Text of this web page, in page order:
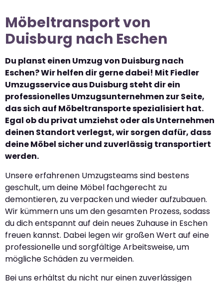
Möbeltransport von
Duisburg nach Eschen
Du planst einen Umzug von Duisburg nach
Eschen? Wir helfen dir gerne dabei! Mit Fiedler
Umzugsservice aus Duisburg steht dir ein
professionelles Umzugsunternehmen zur Seite,
das sich auf Möbeltransporte spezialisiert hat.
Egal ob du privat umziehst oder als Unternehmen
deinen Standort verlegst, wir sorgen dafür, dass
deine Möbel sicher und zuverlässig transportiert
werden.
Unsere erfahrenen Umzugsteams sind bestens
geschult, um deine Möbel fachgerecht zu
demontieren, zu verpacken und wieder aufzubauen.
Wir kümmern uns um den gesamten Prozess, sodass
du dich entspannt auf dein neues Zuhause in Eschen
freuen kannst. Dabei legen wir großen Wert auf eine
professionelle und sorgfältige Arbeitsweise, um
mögliche Schäden zu vermeiden.
Bei uns erhältst du nicht nur einen zuverlässigen